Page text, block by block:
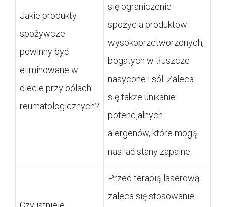
Jakie produkty
spożywcze
powinny być
eliminowane w
diecie przy bólach
reumatologicznych?
się ograniczenie
spożycia produktów
wysokoprzetworzonych,
bogatych w tłuszcze
nasycone i sól. Zaleca
się także unikanie
potencjalnych
alergenów, które mogą
nasilać stany zapalne.
Przed terapią laserową
zaleca się stosowanie